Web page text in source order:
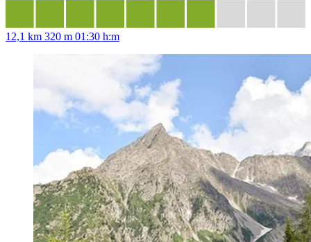
12,1 km 320 m 01:30 h:m